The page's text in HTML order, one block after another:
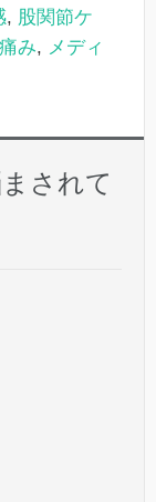
, 股関節ケ
み, メディ
されて